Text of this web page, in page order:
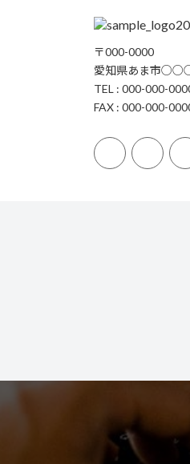
〒000-0000
愛知県あま市
TEL : 000-000-
FAX : 000-000-